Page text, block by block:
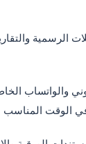
الرسمية
والواتساب
الوقت المناسب